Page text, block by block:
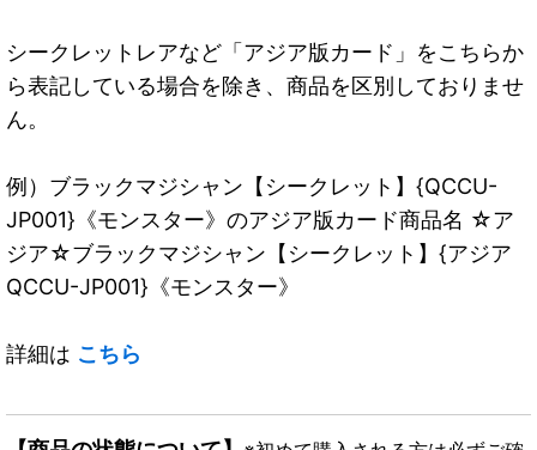
シークレットレアなど「アジア版カード」をこちらか
ら表記している場合を除き、商品を区別しておりませ
ん。
例）ブラックマジシャン【シークレット】{QCCU-
JP001}《モンスター》のアジア版カード商品名 ☆ア
ジア☆ブラックマジシャン【シークレット】{アジア
QCCU-JP001}《モンスター》
詳細は こちら